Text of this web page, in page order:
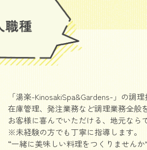
「湯楽-KinosakiSpa&Gardens-」の
在庫管理、発注業務など調理業務全般
お客様に喜んでいただける、地元なら
※未経験の方でも丁寧に指導します。
“一緒に美味しい料理をつくりませんか